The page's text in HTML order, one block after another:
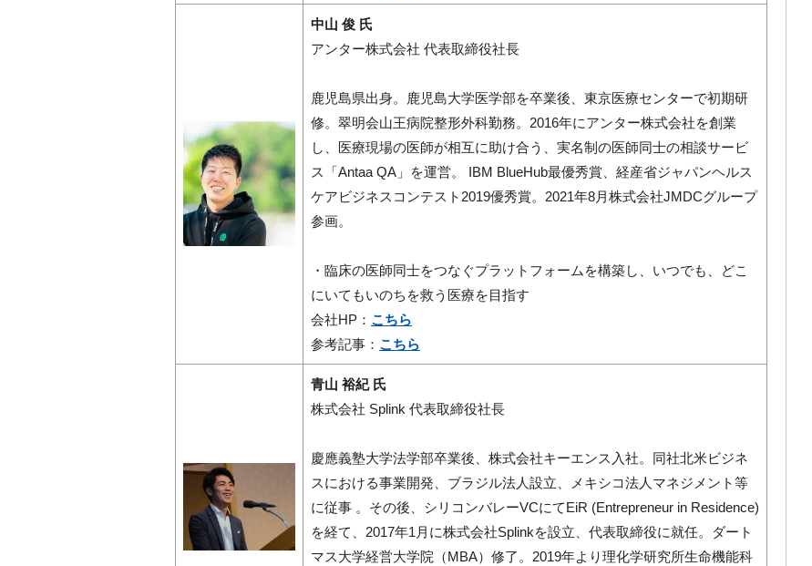
中山 俊 氏
アンター株式会社 代表取締役社長
鹿児島県出身。鹿児島大学医学部を卒業後、東京医療センターで初期研
修。翠明会山王病院整形外科勤務。2016年にアンター株式会社を創業
し、医療現場の医師が相互に助け合う、実名制の医師同士の相談サービ
ス「Antaa QA」を運営。 IBM BlueHub最優秀賞、経産省ジャパンヘルス
ケアビジネスコンテスト2019優秀賞。2021年8月株式会社JMDCグループ
参画。
・臨床の医師同士をつなぐプラットフォームを構築し、いつでも、どこ
にいてもいのちを救う医療を目指す
会社HP： こちら
参考記事： こちら
青山 裕紀 氏
株式会社 Splink 代表取締役社長
慶應義塾大学法学部卒業後、株式会社キーエンス入社。同社北米ビジネ
スにおける事業開発、ブラジル法人設立、メキシコ法人マネジメント等
に従事 。その後、シリコンバレーVCにてEiR (Entrepreneur in Residence)
を経て、2017年1月に株式会社Splinkを設立、代表取締役に就任。ダート
マス大学経営大学院（MBA）修了。2019年より理化学研究所生命機能科